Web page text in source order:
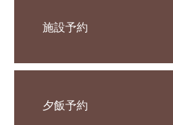
施設予約
夕飯予約